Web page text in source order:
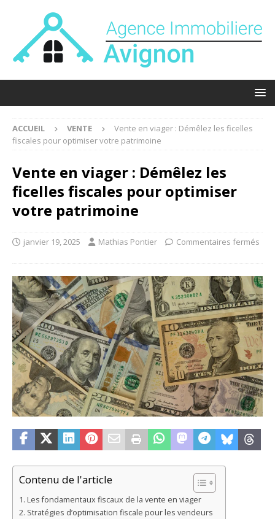
ACCUEIL VENTE
Vente en viager : Démêlez les ficelles
fiscales pour optimiser votre patrimoine
Vente en viager : Démêlez les
ficelles fiscales pour optimiser
votre patrimoine
janvier 19, 2025 Mathias Pontier Commentaires fermés
Contenu de l'article
Les fondamentaux fiscaux de la vente en viager
Stratégies d’optimisation fiscale pour les vendeurs